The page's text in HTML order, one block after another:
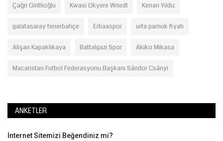
Çağrı Giritlioğlu Kwasi Okyere Wriedt Kenan Yıldız
galatasaray fenerbahçe Erbaaspor urfa pamuk fiyatı
Alişan Kapaklıkaya Battalgazi Spor Akiko Mikasa
Macaristan Futbol Federasyonu Başkanı Sándor Csányi
ANKETLER
İnternet Sitemizi Beğendiniz mi?